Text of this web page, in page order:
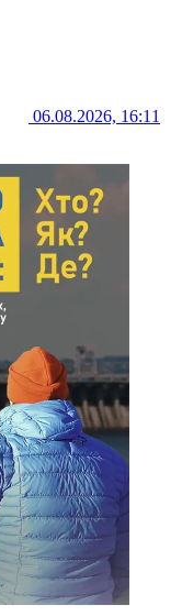
06.08.2026, 16:11